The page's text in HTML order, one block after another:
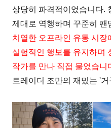
상당히 파격적이었습니다.
제대로 역행하며 꾸준히 팬
치열한 오프라인 유통 시장
실험적인 행보를 유지하며
작가를 만나 직접 물었습니
트레이더 조만의 재밌는 '